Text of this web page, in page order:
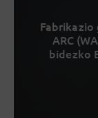
ARC
bidezko